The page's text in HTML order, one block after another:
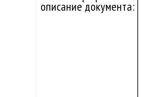
описание документа: